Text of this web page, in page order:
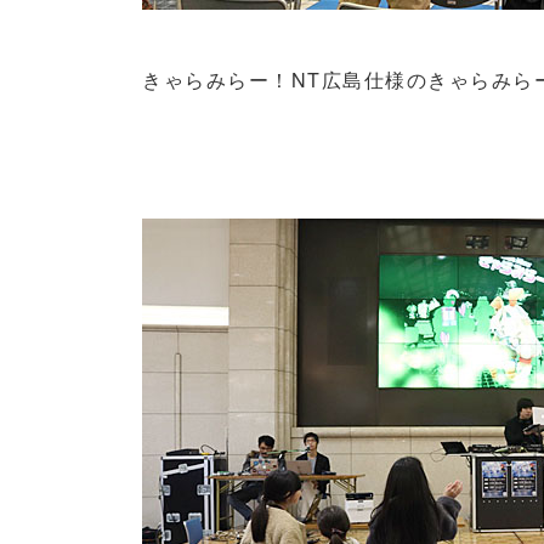
きゃらみらー！ NT広島仕様のきゃらみら